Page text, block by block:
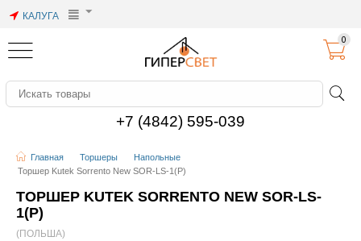
КАЛУГА
+7 (4842) 595-039
0
Главная Торшеры
Напольные
Торшер Kutek Sorrento New SOR-LS-1(P)
ТОРШЕР KUTEK SORRENTO NEW SOR-LS-
1(P)
(ПОЛЬША)